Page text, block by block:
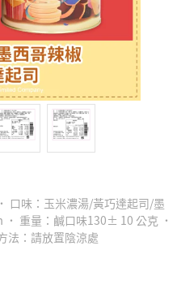
味：玉米濃湯/黃巧達起司/墨
˙ 重量：鹹口味130± 10 公克 ˙
法：請放置陰涼處